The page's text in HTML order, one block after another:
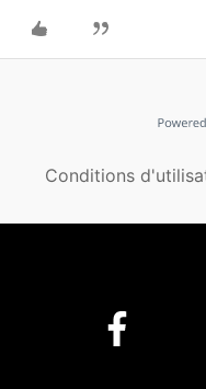
Conditions